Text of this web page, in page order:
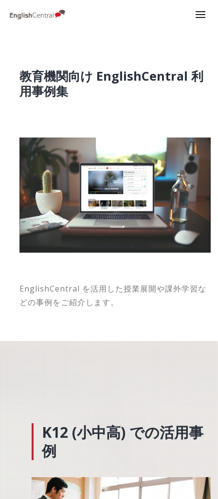
教育機関向け EnglishCentral 利
用事例集
EnglishCentral を活用した授業展開や課外学習な
どの事例をご紹介します。
K12 (小中高) での活用事
例